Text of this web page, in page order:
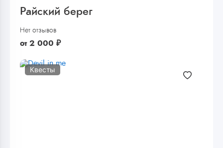
Райский берег
Нет отзывов
от 2 000 ₽
Квесты